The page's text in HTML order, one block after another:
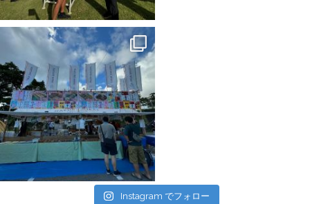
Instagram でフォロー